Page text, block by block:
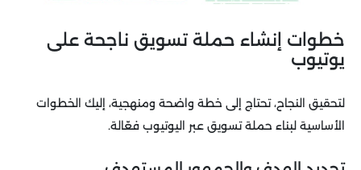
خطوات إنشاء حملة تسويق ناجحة على
يوتيوب
لتحقيق النجاح، تحتاج إلى خطة واضحة ومنهجية، إليك الخطوات
الأساسية لبناء حملة تسويق عبر اليوتيوب فعّالة.